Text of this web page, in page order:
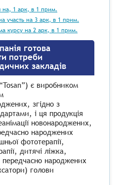
на, 1 арк, в 1 прим.
участь на 3 арк, в 1 прим.
курсу на 2 арк, в 1 прим.
готова
потреби
закладів
є виробником
згiдно з
i ця продукцiя
новонароджених,
народжених
фототерапiї,
дитячi лiжка,
народжених
голови